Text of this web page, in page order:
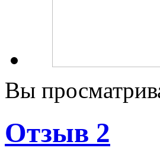
Вы
Отзыв 2